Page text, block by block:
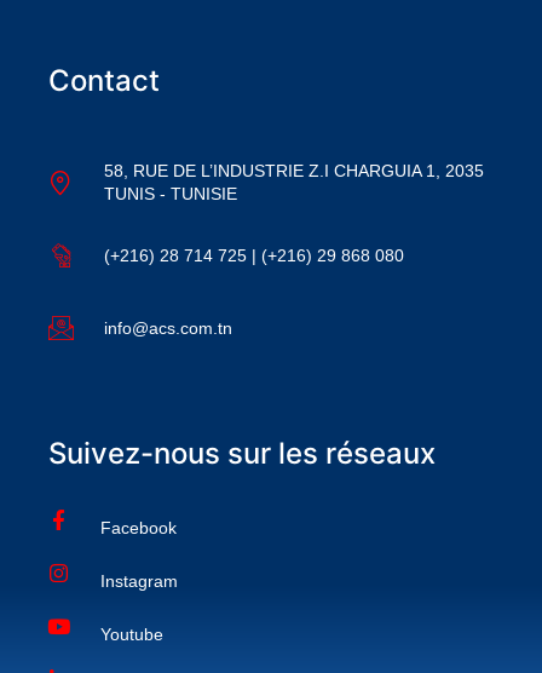
Contact
58, RUE DE L’INDUSTRIE Z.I CHARGUIA 1, 2035
TUNIS - TUNISIE
(+216) 28 714 725 | (+216) 29 868 080
info@acs.com.tn
Suivez-nous sur les réseaux
Facebook
Instagram
Youtube